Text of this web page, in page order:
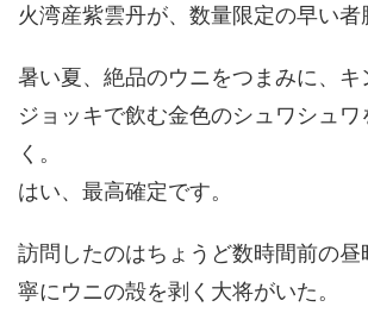
火湾産紫雲丹が、数量限定の早い者
暑い夏、絶品のウニをつまみに、キ
ジョッキで飲む金色のシュワシュワ
く。
はい、最高確定です。
訪問したのはちょうど数時間前の
寧にウニの殻を剥く大将がいた。